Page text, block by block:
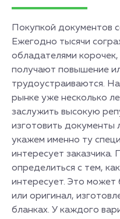
Покупкой документов
Ежегодно тысячи
обладателями
получают повышение
трудоустраиваются.
рынке уже несколько
заслужить высокую
изготовить документы
укажем именно ту
интересует
определиться с тем,
интересует. Это может
или оригинал,
бланках. У каждого